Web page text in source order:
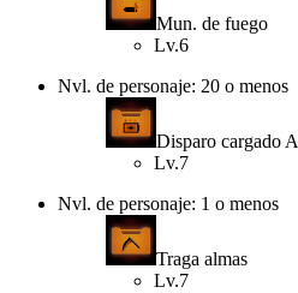
Mun. de fuego
Lv.6
Nvl. de personaje: 20 o menos
Disparo cargado A
Lv.7
Nvl. de personaje: 1 o menos
Traga almas
Lv.7